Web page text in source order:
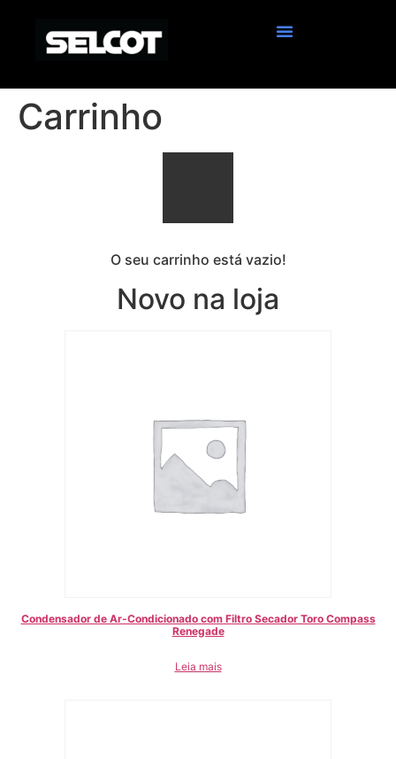
Carrinho
O seu carrinho está vazio!
Novo na loja
Condensador de Ar-Condicionado com Filtro Secador Toro Compass
Renegade
Leia mais